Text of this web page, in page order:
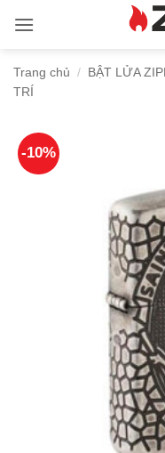
qua
dungTrang chủ / BẬT LỬA
TRÍ
-10%